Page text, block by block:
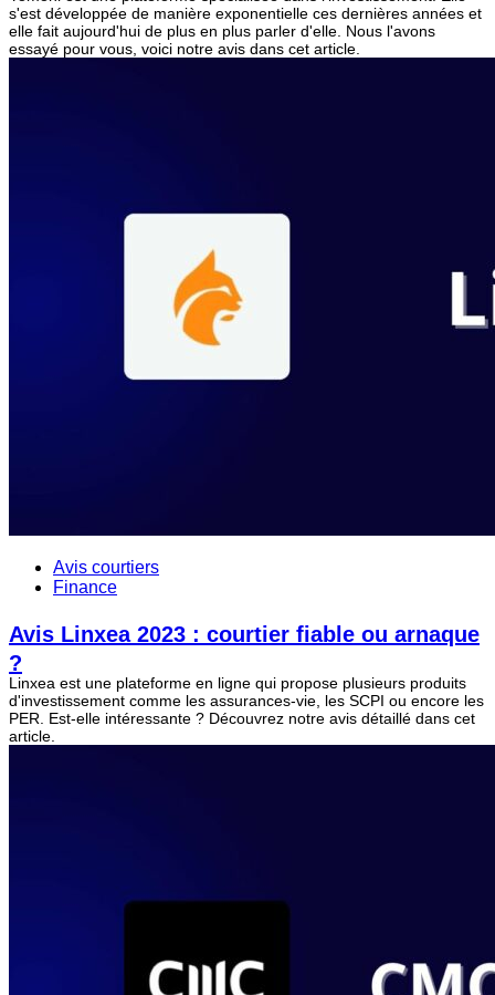
s'est développée de manière exponentielle ces dernières années et
elle fait aujourd'hui de plus en plus parler d'elle. Nous l'avons
essayé pour vous, voici notre avis dans cet article.
Avis courtiers
Finance
Avis Linxea 2023 : courtier fiable ou arnaque
?
Linxea est une plateforme en ligne qui propose plusieurs produits
d'investissement comme les assurances-vie, les SCPI ou encore les
PER. Est-elle intéressante ? Découvrez notre avis détaillé dans cet
article.